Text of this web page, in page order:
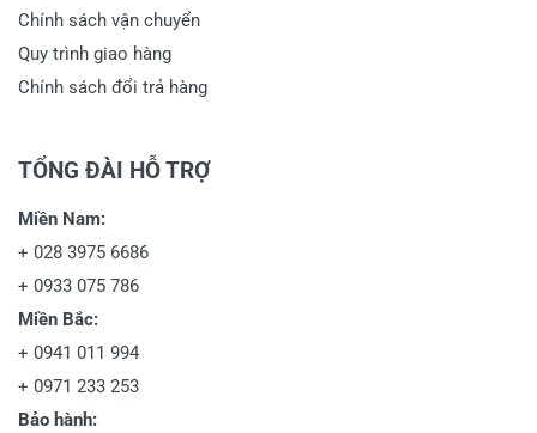
Chính sách vận chuyển
Quy trình giao hàng
Chính sách đổi trả hàng
TỔNG ĐÀI HỖ TRỢ
Miền Nam:
+ 028 3975 6686
+ 0933 075 786
Miền Bắc:
+ 0941 011 994
+ 0971 233 253
Bảo hành: